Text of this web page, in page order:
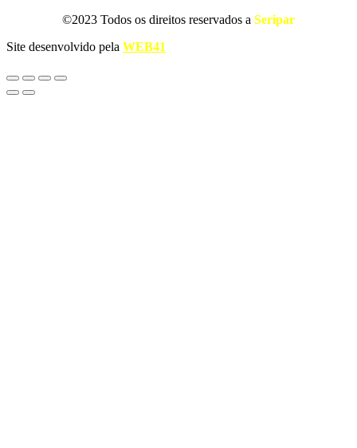
©2023 Todos os direitos reservados a Seripar
Site desenvolvido pela WEB41